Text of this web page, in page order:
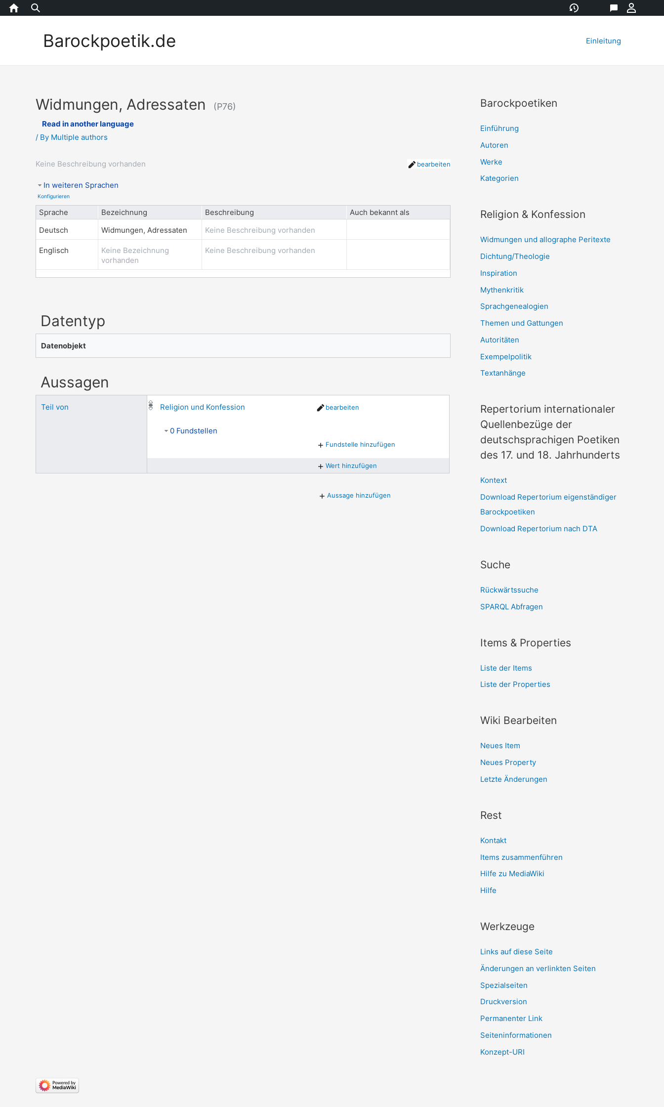
Home Versionsgeschichte
Diskussion
Barockpoetik.de Einleitung
Widmungen, Adressaten (P76)
Read in another language
/ By Multiple authors
Keine Beschreibung vorhanden bearbeiten
In weiteren Sprachen
Konfigurieren
Sprache Bezeichnung Beschreibung
Auch bekannt als
Deutsch
Widmungen, Adressaten Keine Beschreibung vorhanden
Englisch
Keine Bezeichnung
vorhanden
Keine Beschreibung vorhanden
Datentyp
Datenobjekt
Aussagen
Teil von Religion und Konfession bearbeiten
0 Fundstellen
Fundstelle hinzufügen
Wert hinzufügen
Aussage hinzufügen
Barockpoetiken
Einführung
Autoren
Werke
Kategorien
Religion & Konfession
Widmungen und allographe Peritexte
Dichtung/Theologie
Inspiration
Mythenkritik
Sprachgenealogien
Themen und Gattungen
Autoritäten
Exempelpolitik
Textanhänge
Repertorium internationaler
Quellenbezüge der
deutschsprachigen Poetiken
des 17. und 18. Jahrhunderts
Kontext
Download Repertorium eigenständiger
Barockpoetiken
Download Repertorium nach DTA
Suche
Rückwärtssuche
SPARQL Abfragen
Items & Properties
Liste der Items
Liste der Properties
Wiki Bearbeiten
Neues Item
Neues Property
Letzte Änderungen
Rest
Kontakt
Items zusammenführen
Hilfe zu MediaWiki
Hilfe
Werkzeuge
Links auf diese Seite
Änderungen an verlinkten Seiten
Spezialseiten
Druckversion
Permanenter Link
Seiten­­informationen
Konzept-URI